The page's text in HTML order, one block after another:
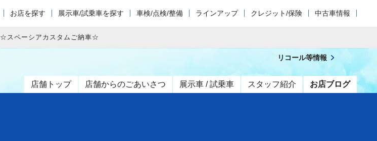
お店を探す 展示車/試乗車を探す 車検/点検/整備 ラインアップ クレジット/保険 中古車情報
☆スペーシアカスタムご納車☆
店舗トップ 店舗からのごあいさつ 展示車 / 試乗車 スタッフ紹介 お店ブログ
リコール等情報